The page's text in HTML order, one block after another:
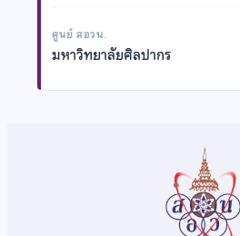
ศูนย์ สอวน.
มหาวิทยาลัยศิลปากร